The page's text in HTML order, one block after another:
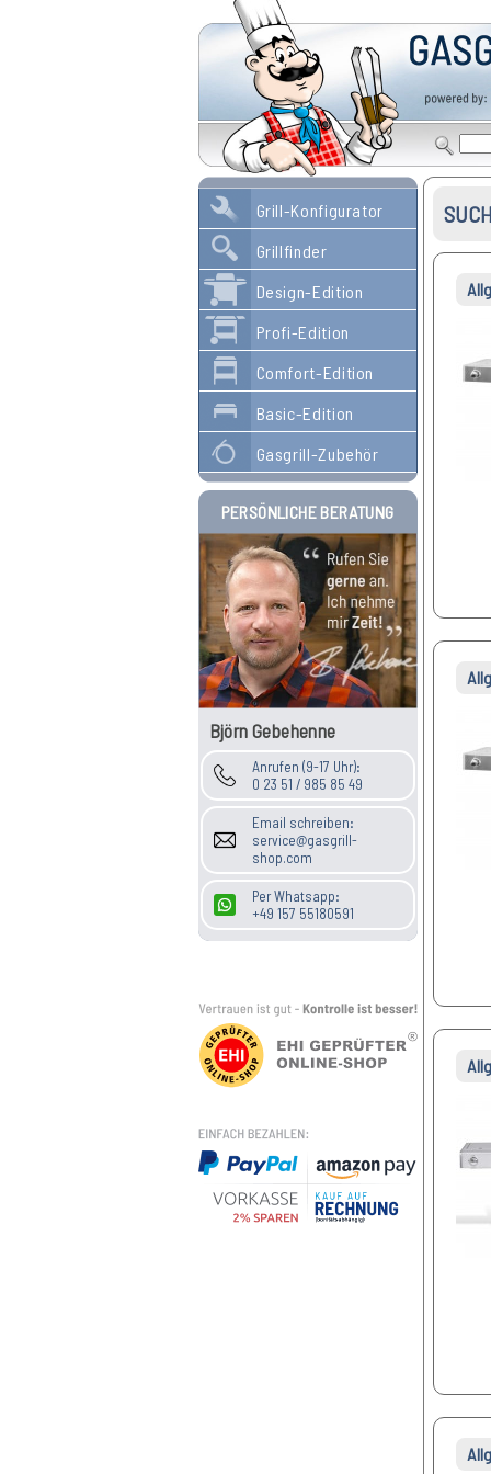
Grill-Konfigurator
Grillfinder
Design-Edition
Profi-Edition
Comfort-Edition
Basic-Edition
Gasgrill-Zubehör
PERSÖNLICHE BERATUNG
Björn Gebehenne
Anrufen (9-17 Uhr):
0 23 51 / 985 85 49
Email schreiben:
service@gasgrill-
shop.com
Per Whatsapp:
+49 157 55180591